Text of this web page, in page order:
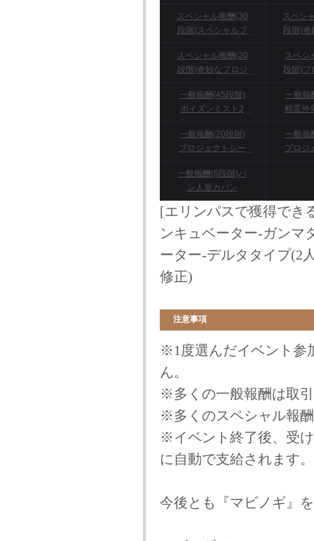
シークレットドク
ターウェア(女性
シーク
ンクル
スペシャル報酬(30
段階)スペシャルプ
レットドクターウ
ェア(男性用)
スペシ
段階)奇
トドク
(
スペシャル報酬(20
段階)奇妙なプロジ
トストラップ(男性
用)
スペシ
段階)プ
ラッ
一般報酬(45段階)
ポイズンミスト2
ーポン
一般報
精霊外
一般報酬(20段階)
プロジェクトシー
ット(女性用)
一般報
プロジ
一般報酬(5段階)パ
ン人形カバン
[エリンパスで獲得でき
ンキュベーター-ガンマ
ーター-デルタタイプ(2
修正)
注意事項
※1度選んだイベント参
ん。
※多くの一般報酬は取
※多くのスペシャル報
※イベント終了後、受
に自動で支給されます。
今後とも『マビノギ』